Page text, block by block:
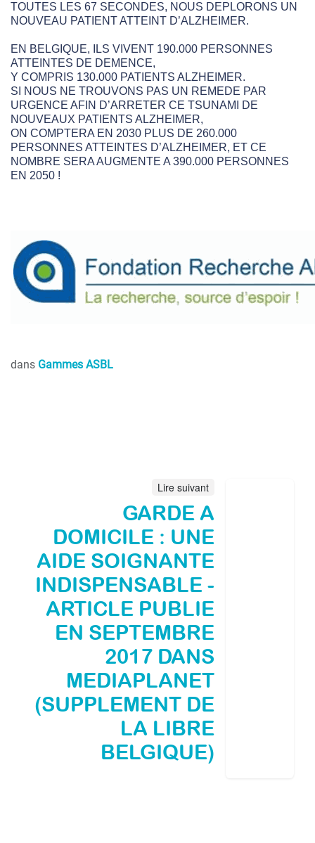
TOUTES LES 67 SECONDES, NOUS DEPLORONS UN
NOUVEAU PATIENT ATTEINT D’ALZHEIMER.
EN BELGIQUE, ILS VIVENT 190.000 PERSONNES
ATTEINTES DE DEMENCE,
Y COMPRIS 130.000 PATIENTS ALZHEIMER.
SI NOUS NE TROUVONS PAS UN REMEDE PAR
URGENCE AFIN D’ARRETER CE TSUNAMI DE
NOUVEAUX PATIENTS ALZHEIMER,
ON COMPTERA EN 2030 PLUS DE 260.000
PERSONNES ATTEINTES D’ALZHEIMER, ET CE
NOMBRE SERA AUGMENTE A 390.000 PERSONNES
EN 2050 !
dans Gammes ASBL
Lire suivant
GARDE A
DOMICILE : UNE
AIDE SOIGNANTE
INDISPENSABLE -
ARTICLE PUBLIE
EN SEPTEMBRE
2017 DANS
MEDIAPLANET
(SUPPLEMENT DE
LA LIBRE
BELGIQUE)